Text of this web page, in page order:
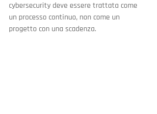
cybersecurity deve essere trattata come
un processo continuo, non come un
progetto con una scadenza.